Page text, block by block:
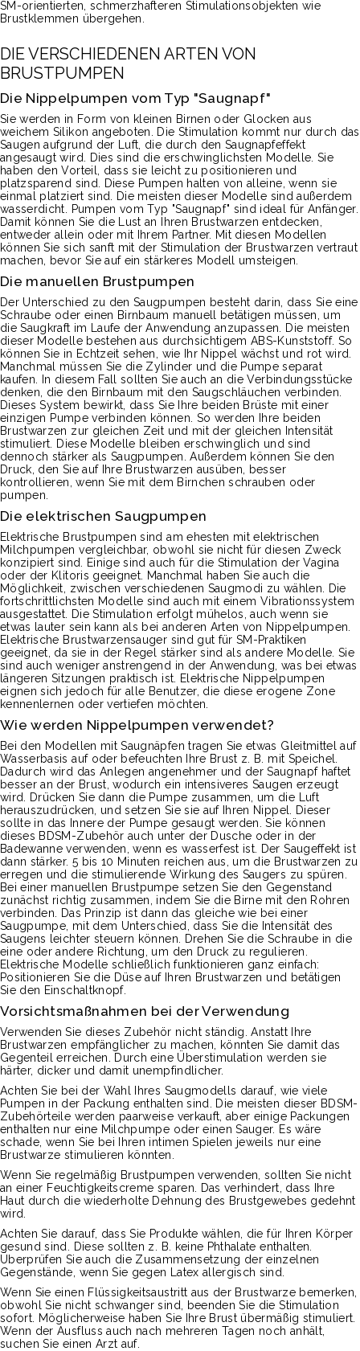
SM-orientierten, schmerzhafteren Stimulationsobjekten wie
Brustklemmen übergehen.
DIE VERSCHIEDENEN ARTEN VON
BRUSTPUMPEN
Die Nippelpumpen vom Typ "Saugnapf"
Sie werden in Form von kleinen Birnen oder Glocken aus
weichem Silikon angeboten. Die Stimulation kommt nur durch das
Saugen aufgrund der Luft, die durch den Saugnapfeffekt
angesaugt wird. Dies sind die erschwinglichsten Modelle. Sie
haben den Vorteil, dass sie leicht zu positionieren und
platzsparend sind. Diese Pumpen halten von alleine, wenn sie
einmal platziert sind. Die meisten dieser Modelle sind außerdem
wasserdicht. Pumpen vom Typ "Saugnapf" sind ideal für Anfänger.
Damit können Sie die Lust an Ihren Brustwarzen entdecken,
entweder allein oder mit Ihrem Partner. Mit diesen Modellen
können Sie sich sanft mit der Stimulation der Brustwarzen vertraut
machen, bevor Sie auf ein stärkeres Modell umsteigen.
Die manuellen Brustpumpen
Der Unterschied zu den Saugpumpen besteht darin, dass Sie eine
Schraube oder einen Birnbaum manuell betätigen müssen, um
die Saugkraft im Laufe der Anwendung anzupassen. Die meisten
dieser Modelle bestehen aus durchsichtigem ABS-Kunststoff. So
können Sie in Echtzeit sehen, wie Ihr Nippel wächst und rot wird.
Manchmal müssen Sie die Zylinder und die Pumpe separat
kaufen. In diesem Fall sollten Sie auch an die Verbindungsstücke
denken, die den Birnbaum mit den Saugschläuchen verbinden.
Dieses System bewirkt, dass Sie Ihre beiden Brüste mit einer
einzigen Pumpe verbinden können. So werden Ihre beiden
Brustwarzen zur gleichen Zeit und mit der gleichen Intensität
stimuliert. Diese Modelle bleiben erschwinglich und sind
dennoch stärker als Saugpumpen. Außerdem können Sie den
Druck, den Sie auf Ihre Brustwarzen ausüben, besser
kontrollieren, wenn Sie mit dem Birnchen schrauben oder
pumpen.
Die elektrischen Saugpumpen
Elektrische Brustpumpen sind am ehesten mit elektrischen
Milchpumpen vergleichbar, obwohl sie nicht für diesen Zweck
konzipiert sind. Einige sind auch für die Stimulation der Vagina
oder der Klitoris geeignet. Manchmal haben Sie auch die
Möglichkeit, zwischen verschiedenen Saugmodi zu wählen. Die
fortschrittlichsten Modelle sind auch mit einem Vibrationssystem
ausgestattet. Die Stimulation erfolgt mühelos, auch wenn sie
etwas lauter sein kann als bei anderen Arten von Nippelpumpen.
Elektrische Brustwarzensauger sind gut für SM-Praktiken
geeignet, da sie in der Regel stärker sind als andere Modelle. Sie
sind auch weniger anstrengend in der Anwendung, was bei etwas
längeren Sitzungen praktisch ist. Elektrische Nippelpumpen
eignen sich jedoch für alle Benutzer, die diese erogene Zone
kennenlernen oder vertiefen möchten.
Wie werden Nippelpumpen verwendet?
Bei den Modellen mit Saugnäpfen tragen Sie etwas Gleitmittel auf
Wasserbasis auf oder befeuchten Ihre Brust z. B. mit Speichel.
Dadurch wird das Anlegen angenehmer und der Saugnapf haftet
besser an der Brust, wodurch ein intensiveres Saugen erzeugt
wird. Drücken Sie dann die Pumpe zusammen, um die Luft
herauszudrücken, und setzen Sie sie auf Ihren Nippel. Dieser
sollte in das Innere der Pumpe gesaugt werden. Sie können
dieses BDSM-Zubehör auch unter der Dusche oder in der
Badewanne verwenden, wenn es wasserfest ist. Der Saugeffekt ist
dann stärker. 5 bis 10 Minuten reichen aus, um die Brustwarzen zu
erregen und die stimulierende Wirkung des Saugers zu spüren.
Bei einer manuellen Brustpumpe setzen Sie den Gegenstand
zunächst richtig zusammen, indem Sie die Birne mit den Rohren
verbinden. Das Prinzip ist dann das gleiche wie bei einer
Saugpumpe, mit dem Unterschied, dass Sie die Intensität des
Saugens leichter steuern können. Drehen Sie die Schraube in die
eine oder andere Richtung, um den Druck zu regulieren.
Elektrische Modelle schließlich funktionieren ganz einfach:
Positionieren Sie die Düse auf Ihren Brustwarzen und betätigen
Sie den Einschaltknopf.
Vorsichtsmaßnahmen bei der Verwendung
Verwenden Sie dieses Zubehör nicht ständig. Anstatt Ihre
Brustwarzen empfänglicher zu machen, könnten Sie damit das
Gegenteil erreichen. Durch eine Überstimulation werden sie
härter, dicker und damit unempfindlicher.
Achten Sie bei der Wahl Ihres Saugmodells darauf, wie viele
Pumpen in der Packung enthalten sind. Die meisten dieser BDSM-
Zubehörteile werden paarweise verkauft, aber einige Packungen
enthalten nur eine Milchpumpe oder einen Sauger. Es wäre
schade, wenn Sie bei Ihren intimen Spielen jeweils nur eine
Brustwarze stimulieren könnten.
Wenn Sie regelmäßig Brustpumpen verwenden, sollten Sie nicht
an einer Feuchtigkeitscreme sparen. Das verhindert, dass Ihre
Haut durch die wiederholte Dehnung des Brustgewebes gedehnt
wird.
Achten Sie darauf, dass Sie Produkte wählen, die für Ihren Körper
gesund sind. Diese sollten z. B. keine Phthalate enthalten.
Überprüfen Sie auch die Zusammensetzung der einzelnen
Gegenstände, wenn Sie gegen Latex allergisch sind.
Wenn Sie einen Flüssigkeitsaustritt aus der Brustwarze bemerken,
obwohl Sie nicht schwanger sind, beenden Sie die Stimulation
sofort. Möglicherweise haben Sie Ihre Brust übermäßig stimuliert.
Wenn der Ausfluss auch nach mehreren Tagen noch anhält,
suchen Sie einen Arzt auf.